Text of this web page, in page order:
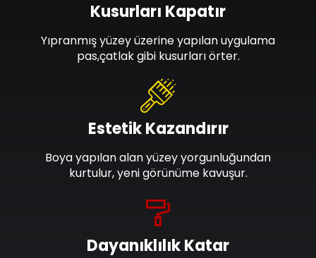
Dayanıklılık Katar
Estetik Kazandırır
Boya yapılan alan yüzey yorgunluğundan
kurtulur, yeni görünüme kavuşur.
Kusurları Kapatır
Yıpranmış yüzey üzerine yapılan uygulama
pas,çatlak gibi kusurları örter.